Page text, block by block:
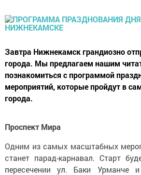
Завтра Нижнекамск грандиозно
города. Мы предлагаем нашим
познакомиться с программой
мероприятий, которые пройдут в
города.
Проспект Мира
Одним из самых масштабных
станет парад-карнавал. Старт
пересечении ул. Баки Урманче